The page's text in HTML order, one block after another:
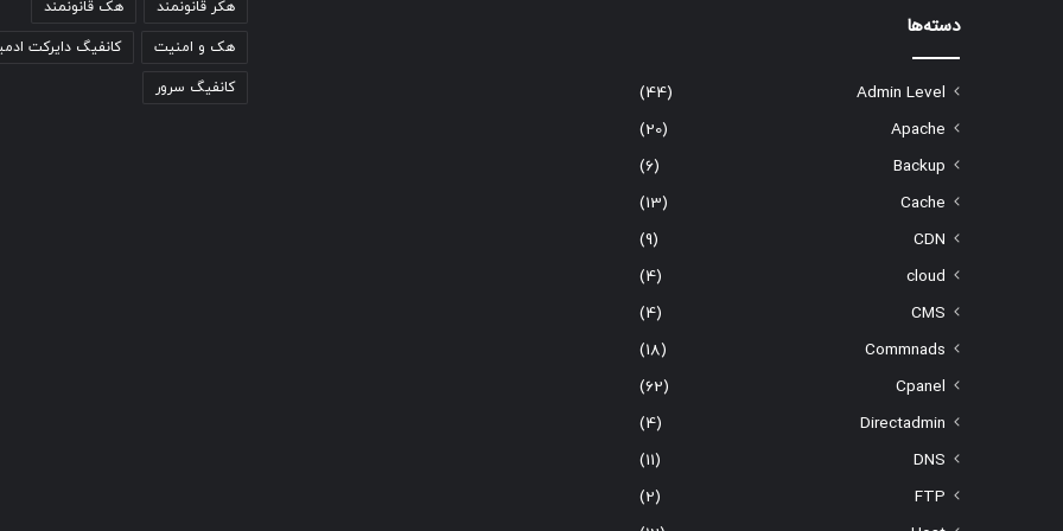
دسته‌ها
Admin Level
(44)
Apache
(20)
Backup
(6)
Cache
(13)
CDN
(9)
cloud
(4)
CMS
(4)
Commnads
(18)
Cpanel
(62)
Directadmin
(4)
DNS
(11)
FTP
(2)
هکر قانونمند هک قانونمند
هک و امنیت کانفیگ دایرکت
کانفیگ سرور